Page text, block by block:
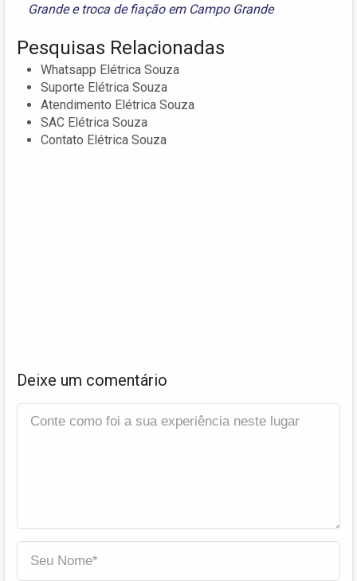
Grandee troca de fiação em Campo Grande
Pesquisas Relacionadas
Whatsapp Elétrica Souza
Suporte Elétrica Souza
Atendimento Elétrica Souza
SAC Elétrica Souza
Contato Elétrica Souza
Deixe um comentário